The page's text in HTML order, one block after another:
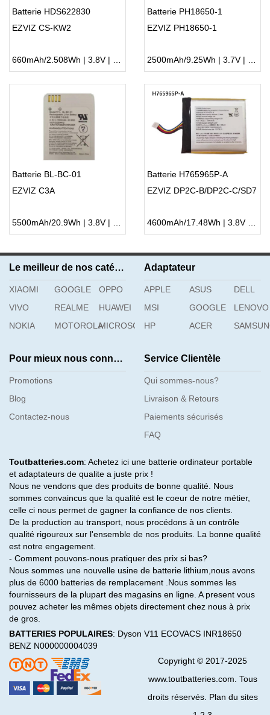
Batterie HDS622830
EZVIZ CS-KW2
660mAh/2.508Wh | 3.8V | Li-ion ...
Batterie PH18650-1
EZVIZ PH18650-1
2500mAh/9.25Wh | 3.7V | Li-ion ...
Batterie BL-BC-01
EZVIZ C3A
5500mAh/20.9Wh | 3.8V | Li-ion ...
Batterie H765965P-A
EZVIZ DP2C-B/DP2C-C/SD7
4600mAh/17.48Wh | 3.8V | Li-ion ...
Le meilleur de nos catégories
XIAOMI GOOGLE
OPPO
VIVO
REALME
HUAWEI
NOKIA
MOTOROLAMICROSOFT
Adaptateur
APPLE ASUS
DELL
MSI
GOOGLE
LENOVO
HP
ACER
Pour mieux nous connaître
Promotions
Blog
Contactez-nous
Service Clientèle
Qui sommes-nous?
Livraison & Retours
Paiements sécurisés
FAQ
Toutbatteries.com: Achetez ici une batterie ordinateur portable
et adaptateurs de qualite a juste prix !
Nous ne vendons que des produits de bonne qualité. Nous
sommes convaincus que la qualité est le coeur de notre métier,
celle ci nous permet de gagner la confiance de nos clients.
De la production au transport, nous procédons à un contrôle
qualité rigoureux sur l'ensemble de nos produits. La bonne qualité
est notre engagement.
- Comment pouvons-nous pratiquer des prix si bas?
Nous sommes une nouvelle usine de batterie lithium,nous avons
plus de 6000 batteries de remplacement .Nous sommes les
fournisseurs de la plupart des magasins en ligne. A present vous
pouvez acheter les mêmes objets directement chez nous à prix
de gros.
BATTERIES POPULAIRES: Dyson V11 ECOVACS INR18650
BENZ N000000004039
Copyright © 2017-2025
www.toutbatteries.com. Tous
droits réservés. Plan du sites